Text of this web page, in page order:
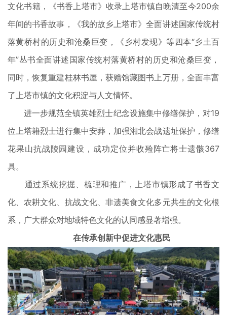
文化书籍，《书香上塔市》收录上塔市镇自晚清至今200余
年间的书香故事，《我的故乡上塔市》全面讲述国家传统村
落黄桥村的历史和沧桑巨变，《乡村发现》等四本“乡土百
年”丛书全面讲述国家传统村落黄桥村的历史和沧桑巨变，
同时，恢复重建桂林书屋，获赠馆藏图书上万册，全面丰富
了上塔市镇的文化积淀与人文情怀。
进一步规范全镇英雄烈士纪念设施集中修缮保护，对19
位上塔籍烈士进行集中安葬，加强湘北会战遗址保护，修缮
花果山抗战陵园建设，成功定位并收殓阵亡将士遗骸367
具。
通过系统挖掘、梳理和推广，上塔市镇形成了书香文
化、农耕文化、抗战文化、非遗美食文化多元共生的文化根
系，广大群众对地域特色文化的认同感显著增强。
在传承创新中促进文化惠民